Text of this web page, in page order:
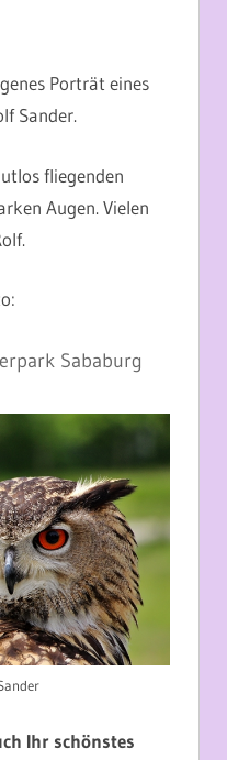
Porträt eines
Sander.
fliegenden
Augen. Vielen
Sababurg
Ihr schönstes